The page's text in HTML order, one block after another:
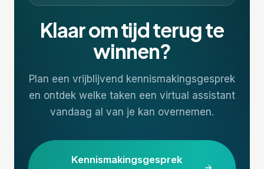
Klaar om tijd terug te
winnen?
Plan een vrijblijvend kennismakingsgesprek
en ontdek welke taken een virtual assistant
vandaag al van je kan overnemen.
Kennismakingsgesprek